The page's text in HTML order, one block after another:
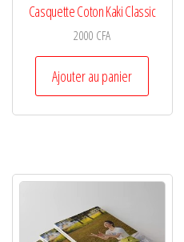
Casquette Coton Kaki Classic
2000 CFA
Ajouter au panier